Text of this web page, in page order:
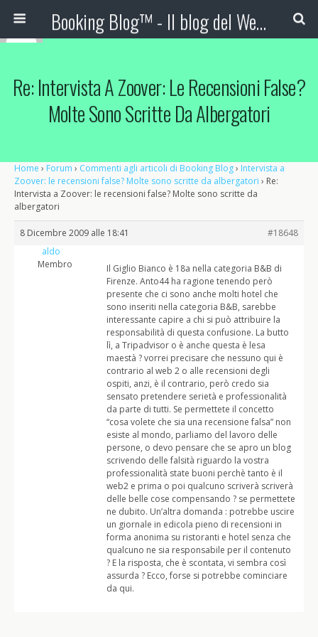
Booking Blog™ - Il blog del Web Marketing Turistico
Re: Intervista A Zoover: Le Recensioni False?
Molte Sono Scritte Da Albergatori
Home › Forum › Commenti agli articoli di Booking Blog› Intervista a
Zoover: le recensioni false? Molte sono scritte da albergatori › Re:
Intervista a Zoover: le recensioni false? Molte sono scritte da
albergatori
8 Dicembre 2009 alle 18:41
#18648
aldo
Membro
Il Giglio Bianco è 18a nella categoria B&B di
Firenze. Anto44 ha ragione tenendo però
presente che ci sono anche molti hotel che
sono inseriti nella categoria B&B, sarebbe
interessante capire a chi si può attribuire la
responsabilità di questa confusione. La butto
lì, a Tripadvisor o è anche questa è lesa
maestà ? vorrei precisare che nessuno qui è
contrario al web 2 o alle recensioni degli
ospiti, anzi, è il contrario, però credo sia
sensato pretendere serietà e professionalità
da parte di tutti. Se permettete il concetto
“cosa volete che sia una recensione falsa” non
esiste al mondo, parliamo del lavoro delle
persone, o devo pensare che se apro un blog
scrivendo delle falsità riguardo la vostra
professionalità state buoni perchè tanto è il
web2 e prima o poi qualcuno scriverà scriverà
delle belle cose compensando ? se permettete
ne dubito. Un’altra domanda : potrebbe uscire
un giornale in edicola pieno di recensioni in
forma anonima su ristoranti e hotel senza che
qualcuno ne sia responsabile per il contenuto
? E la risposta, che è scontata, vi sembra così
assurda ? Ecco, forse si potrebbe cominciare
da qui.